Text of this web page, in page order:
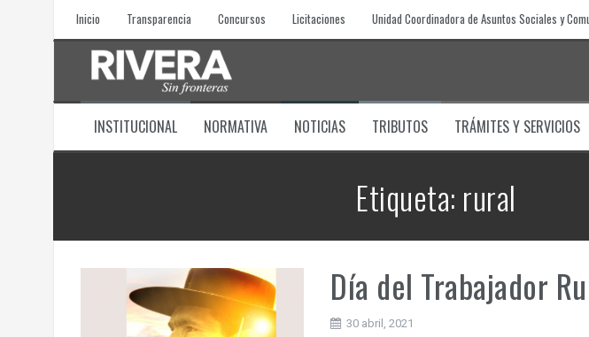
Inicio Transparencia Concursos Licitaciones Unidad Coordinadora de Asuntos Sociales y
INSTITUCIONAL NORMATIVA NOTICIAS TRIBUTOS TRÁMITES Y SERVICIOS
Etiqueta: rural
Día del Trabajador
30 abril, 2021